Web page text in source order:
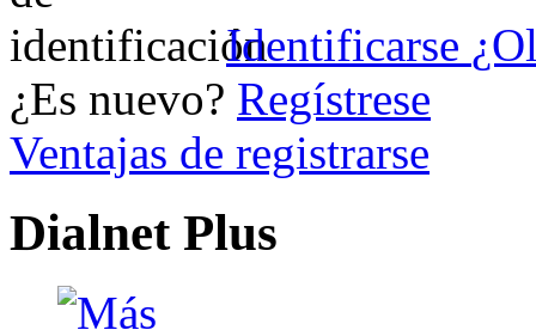
Identificarse
¿Es nuevo? Regístrese
Ventajas de registrarse
Dialnet Plus